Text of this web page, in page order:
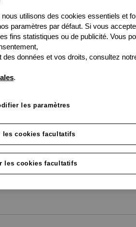
aux
Tout ce que vous
utilisons des cookies essentiels et
paramètres par défaut. Si vous
fins statistiques ou de publicité. Vous
données et vos droits, consultez
.
les paramètres
les cookies facultatifs
les cookies facultatifs